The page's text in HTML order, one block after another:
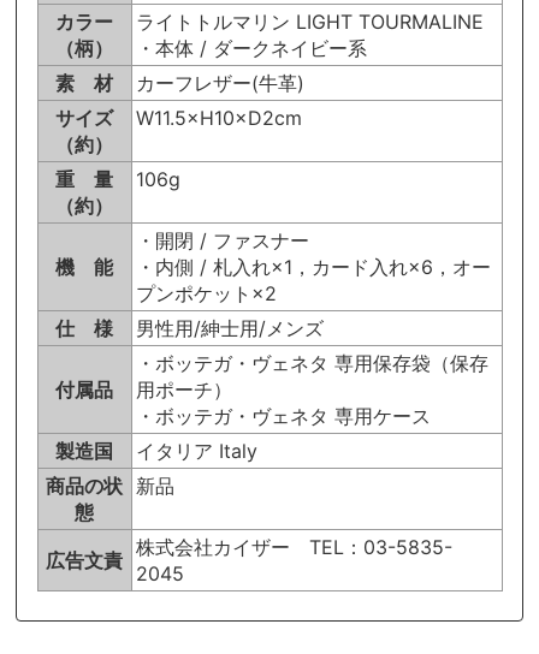
カラー
（柄）
ライトトルマリン LIGHT TOURMALINE
・本体 / ダークネイビー系
素 材
カーフレザー(牛革)
サイズ
（約）
W11.5×H10×D2cm
重 量
（約）
106g
機 能
・開閉 / ファスナー
・内側 / 札入れ×1，カード入れ×6，オー
プンポケット×2
仕 様
男性用/紳士用/メンズ
付属品
・ボッテガ・ヴェネタ 専用保存袋（保存
用ポーチ）
・ボッテガ・ヴェネタ 専用ケース
製造国
イタリア Italy
商品の状
態
新品
広告文責
株式会社カイザー TEL：03-5835-
2045